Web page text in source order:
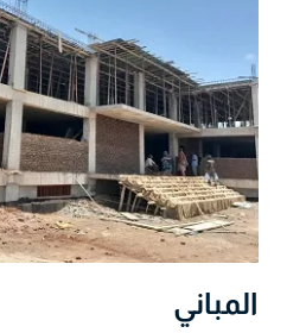
المباني